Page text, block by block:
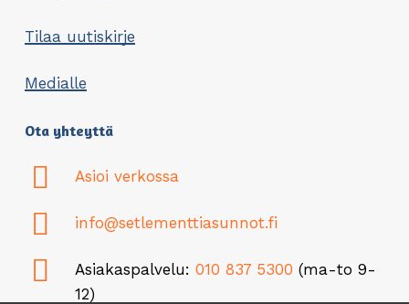
Tilaa uutiskirje
Medialle
Ota yhteyttä
Asioi verkossa
info@setlementtiasunnot.fi
Asiakaspalvelu:010 837 5300 (ma-to 9-
12)